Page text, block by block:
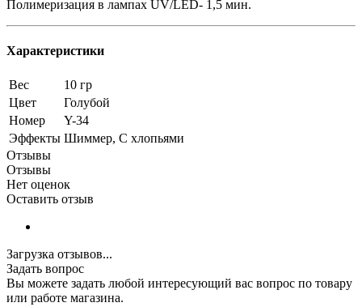
Полимеризация в лампах UV/LED- 1,5 мин.
Характеристики
Вес
10 гр
Цвет
Голубой
Номер
Y-34
Эффекты Шиммер, С хлопьями
Отзывы
Отзывы
Нет оценок
Оставить отзыв
Загрузка отзывов...
Задать вопрос
Вы можете задать любой интересующий вас вопрос по товару
или работе магазина.